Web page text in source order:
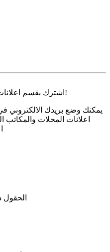
اشترك بقسم اعلانات المحلات والمكاتب التجارية مجاناً!
يمكنك وضع بريدك الالكتروني
اعلانات المحلات
الحقول